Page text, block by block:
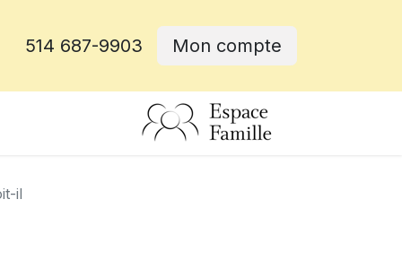
514 687-9903 Mon compte
il